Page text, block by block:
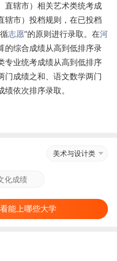
直辖市）相关艺术类统考成
辖市）投档规则，在已投档
志愿”的原则进行录取。在河
的综合成绩从高到低排序录
专业统考成绩从高到低排序
门成绩之和、语文数学两门
依次排序录取。
美术与设计类
能上哪些大学